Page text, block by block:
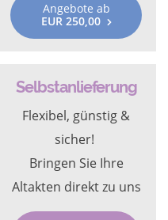
Angebote ab
EUR 250,00
Selbstanlieferung
Flexibel, günstig &
sicher!
Bringen Sie Ihre
Altakten direkt zu uns